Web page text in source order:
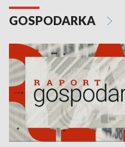
GOSPODARKA